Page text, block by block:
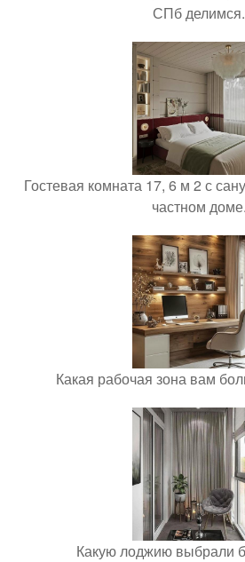
СПб делимся.
Гостевая комната 17, 6 м 2 с
частном доме.
Какая рабочая зона вам
Какую лоджию выбрали